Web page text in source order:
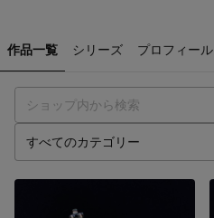
作品一覧 シリーズ プロフィール